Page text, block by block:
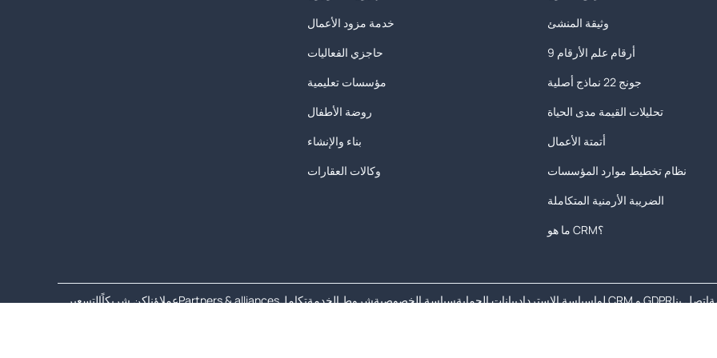
خدمة مزود الأعمال
حاجزي الفعاليات
مؤسسات تعليمية
روضة الأطفال
بناء والإنشاء
وكالات العقارات
وثيقة المنشئ
9 أرقام علم الأرقام
جونج 22 نماذج أصلية
تحليلات القيمة مدى الحياة
أتمتة الأعمال
نظام تخطيط موارد المؤسسات
الضريبة الأرمنية المتكاملة
ما هو CRM؟
التسعيركن شريكاًعملاؤناPartners & alliancesتكاملشروط الخدمةسياسة الخصوصيةبيانات الحمايةسياسة الاسترداد لوا CRM و GDPRاتصل بنا